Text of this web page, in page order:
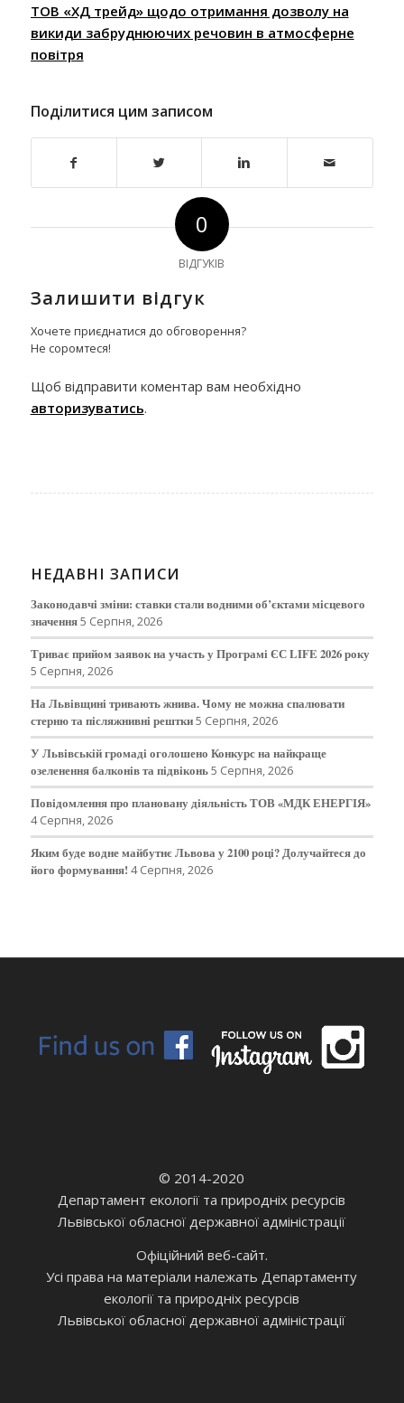
ТОВ «ХД трейд» щодо отримання дозволу на
викиди забруднюючих речовин в атмосферне
повітря
Поділитися цим записом
0
ВІДГУКІВ
Залишити відгук
Хочете приєднатися до обговорення?
Не соромтеся!
Щоб відправити коментар вам необхідно
авторизуватись.
НЕДАВНІ ЗАПИСИ
Законодавчі зміни: ставки стали водними об’єктами місцевого
значення5 Серпня, 2026
Триває прийом заявок на участь у Програмі ЄС LIFE 2026 року
5 Серпня, 2026
На Львівщині тривають жнива. Чому не можна спалювати
стерню та післяжнивні рештки5 Серпня, 2026
У Львівській громаді оголошено Конкурс на найкраще
озеленення балконів та підвіконь5 Серпня, 2026
Повідомлення про плановану діяльність ТОВ «МДК ЕНЕРГІЯ»
4 Серпня, 2026
Яким буде водне майбутнє Львова у 2100 році? Долучайтеся до
його формування! 4 Серпня, 2026
© 2014-2020
Департамент екології та природніх ресурсів
Львівської обласної державної адміністрації
Офіційний веб-сайт.
Усі права на матеріали належать Департаменту
екології та природніх ресурсів
Львівської обласної державної адміністрації